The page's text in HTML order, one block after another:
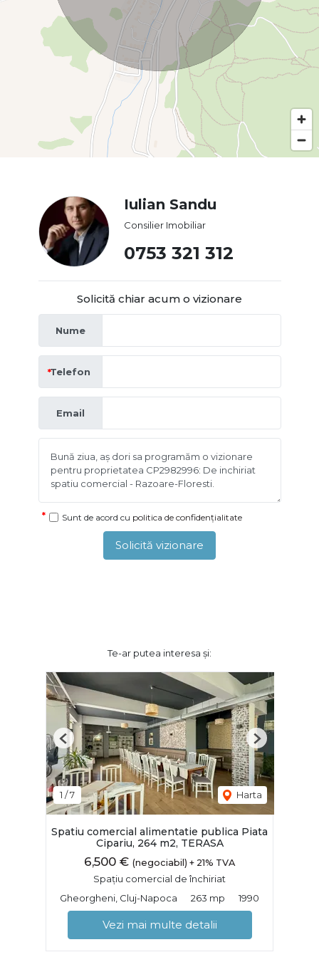
Iulian Sandu
Consilier Imobiliar
0753 321 312
Solicită chiar acum o vizionare
Nume
Telefon
Email
Sunt de acord cu politica de confidențialitate
Solicită vizionare
Te-ar putea interesa și:
1 /7 Harta
Previous Next
Spatiu comercial alimentatie publica Piata
Cipariu, 264 m2, TERASA
6,500 € (negociabil) + 21% TVA
Spațiu comercial de închiriat
Gheorgheni, Cluj-Napoca
263 mp 1990
Vezi mai multe detalii